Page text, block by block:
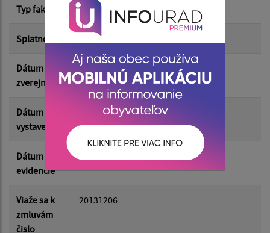
Suma do:
Filtrovať Reset
Typ faktúry dodávateľská
Splatnosť 29.01.2025
Dátum
zverejnenia
12.02.2025
Dátum
vystavenia
15.01.2025
Dátum
evidencie
Viaže sa k
zmluvám
čislo
20131206